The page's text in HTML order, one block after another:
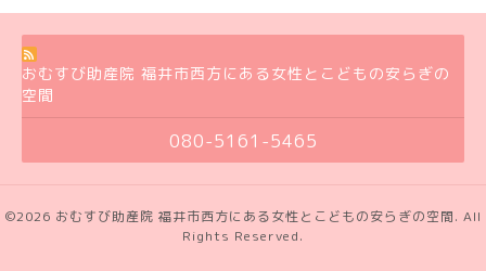
おむすび助産院 福井市西方にある女性とこどもの安らぎの
空間
080-5161-5465
©2026 おむすび助産院 福井市西方にある女性とこどもの安らぎの空間. All
Rights Reserved.